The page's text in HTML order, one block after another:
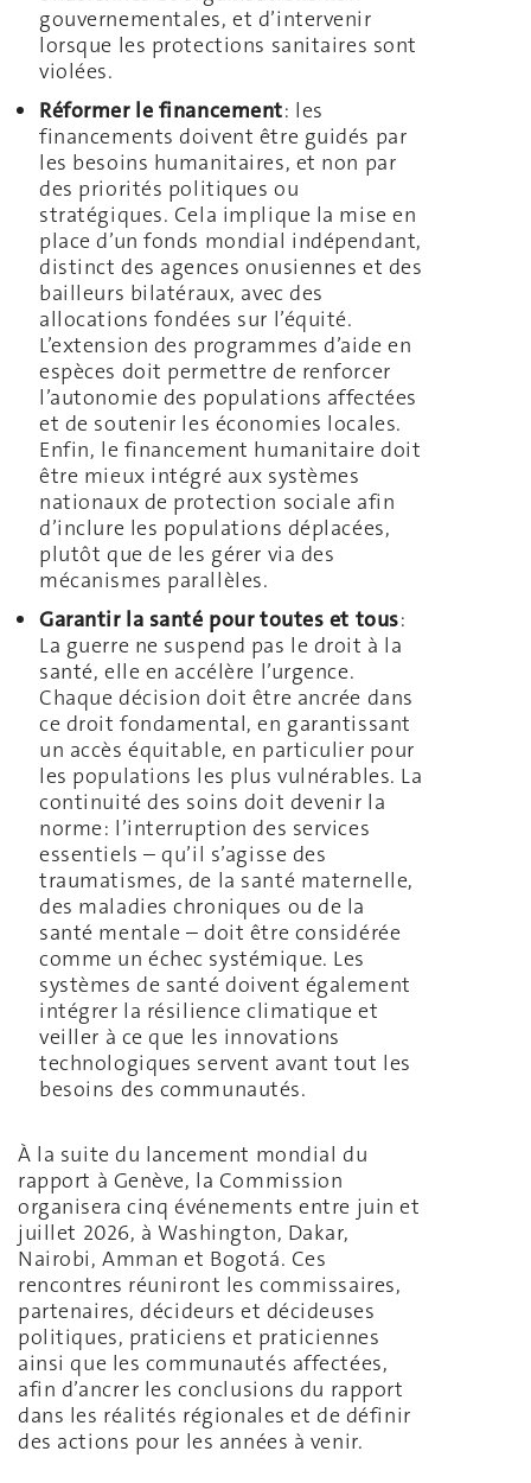
gouvernementales, et d’intervenir
lorsque les protections sanitaires sont
violées.
Réformer le financement: les
financements doivent être guidés par
les besoins humanitaires, et non par
des priorités politiques ou
stratégiques. Cela implique la mise en
place d’un fonds mondial indépendant,
distinct des agences onusiennes et des
bailleurs bilatéraux, avec des
allocations fondées sur l’équité.
L’extension des programmes d’aide en
espèces doit permettre de renforcer
l’autonomie des populations affectées
et de soutenir les économies locales.
Enfin, le financement humanitaire doit
être mieux intégré aux systèmes
nationaux de protection sociale afin
d’inclure les populations déplacées,
plutôt que de les gérer via des
mécanismes parallèles.
Garantir la santé pour toutes et tous:
La guerre ne suspend pas le droit à la
santé, elle en accélère l’urgence.
Chaque décision doit être ancrée dans
ce droit fondamental, en garantissant
un accès équitable, en particulier pour
les populations les plus vulnérables. La
continuité des soins doit devenir la
norme: l’interruption des services
essentiels – qu’il s’agisse des
traumatismes, de la santé maternelle,
des maladies chroniques ou de la
santé mentale – doit être considérée
comme un échec systémique. Les
systèmes de santé doivent également
intégrer la résilience climatique et
veiller à ce que les innovations
technologiques servent avant tout les
besoins des communautés.
À la suite du lancement mondial du
rapport à Genève, la Commission
organisera cinq événements entre juin et
juillet 2026, à Washington, Dakar,
Nairobi, Amman et Bogotá. Ces
rencontres réuniront les commissaires,
partenaires, décideurs et décideuses
politiques, praticiens et praticiennes
ainsi que les communautés affectées,
afin d’ancrer les conclusions du rapport
dans les réalités régionales et de définir
des actions pour les années à venir.